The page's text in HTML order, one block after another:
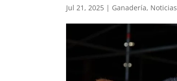
Jul 21, 2025 | Ganadería, Noticias